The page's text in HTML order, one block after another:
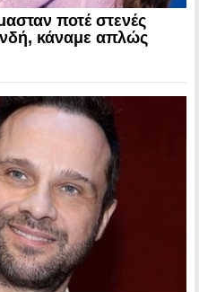
ποτέ στενές
κάναμε απλώς